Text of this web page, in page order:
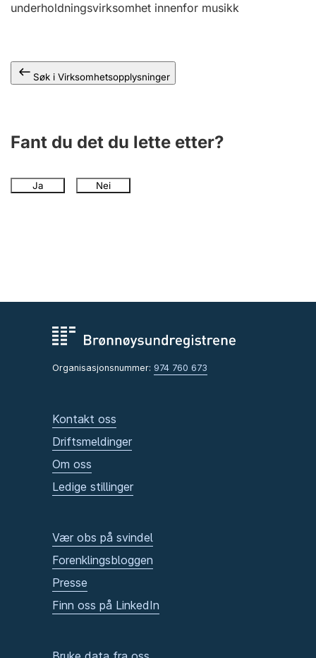
underholdningsvirksomhet innenfor musikk
Søk i Virksomhetsopplysninger
Fant du det du lette etter?
Ja Nei
Organisasjonsnummer: 974 760 673
Kontakt oss
Driftsmeldinger
Om oss
Ledige stillinger
Vær obs på svindel
Forenklingsbloggen
Presse
Finn oss på LinkedIn